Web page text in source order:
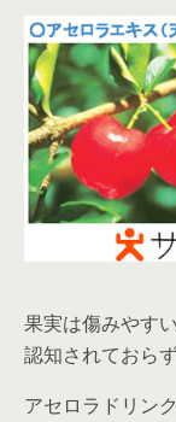
果実は傷みやす
認知されておら
アセロラドリン